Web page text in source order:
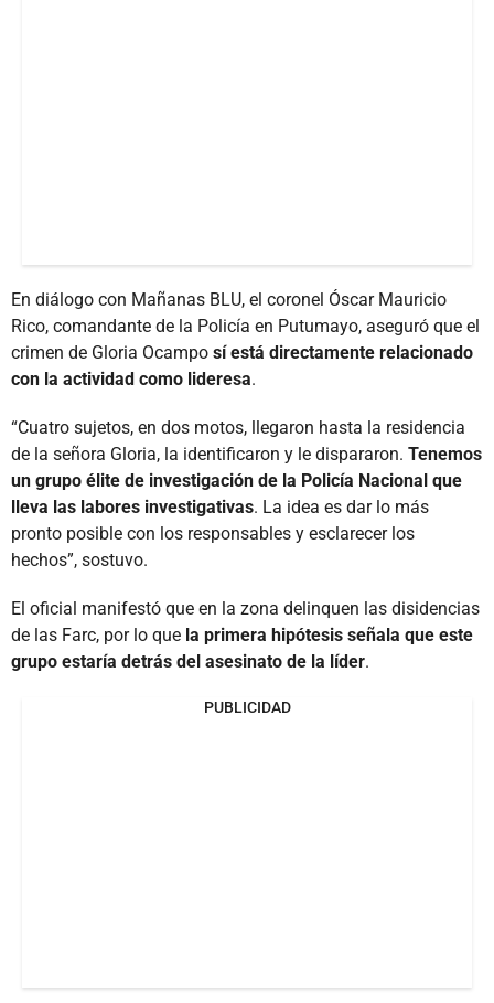
En diálogo con Mañanas BLU, el coronel Óscar Mauricio
Rico, comandante de la Policía en Putumayo, aseguró que el
crimen de Gloria Ocampo sí está directamente relacionado
con la actividad como lideresa.
“Cuatro sujetos, en dos motos, llegaron hasta la residencia
de la señora Gloria, la identificaron y le dispararon. Tenemos
un grupo élite de investigación de la Policía Nacional que
lleva las labores investigativas. La idea es dar lo más
pronto posible con los responsables y esclarecer los
hechos”, sostuvo.
El oficial manifestó que en la zona delinquen las disidencias
de las Farc, por lo que la primera hipótesis señala que este
grupo estaría detrás del asesinato de la líder.
PUBLICIDAD